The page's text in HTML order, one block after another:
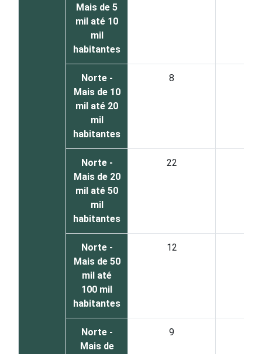
Mais de 5
mil até 10
mil
habitantes
Norte -
Mais de 10
mil até 20
mil
habitantes
8
Norte -
Mais de 20
mil até 50
mil
habitantes
22
Norte -
Mais de 50
mil até
100 mil
habitantes
12
Norte -
Mais de
9